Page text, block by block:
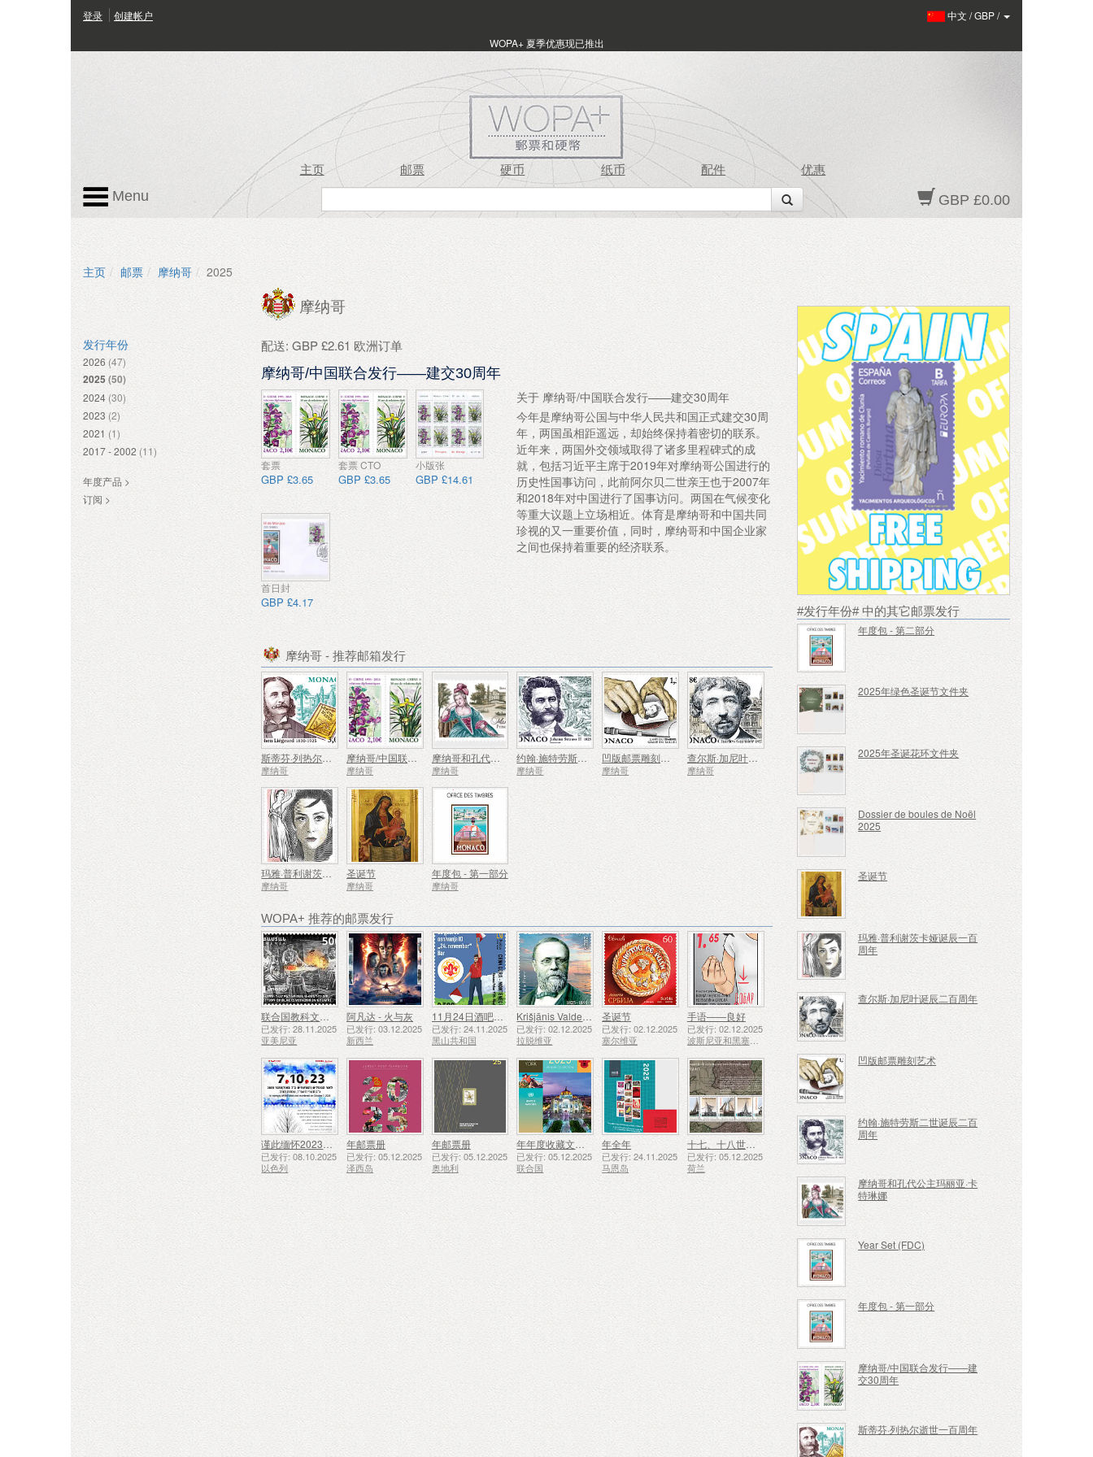
登录 创建帐户 中文 /GBP/
WOPA+ 夏季优惠现已推出
主页 邮票 硬币 纸币 配件 优惠
GBP £0.00
Menu
主页 邮票 摩纳哥 2025
发行年份
2026 (47)
2025(50)
2024 (30)
2023 (2)
2021 (1)
2017 - 2002 (11)
年度产品 >
订阅 >
摩纳哥
配送: GBP £2.61 欧洲订单
摩纳哥/中国联合发行——建交30周年
套票
GBP £3.65
套票 CTO
GBP £3.65
小版张
GBP £14.61
首日封
GBP £4.17
关于 摩纳哥/中国联合发行——建交30周年
今年是摩纳哥公国与中华人民共和国正式建交30周
年，两国虽相距遥远，却始终保持着密切的联系。
近年来，两国外交领域取得了诸多里程碑式的成
就，包括习近平主席于2019年对摩纳哥公国进行的
历史性国事访问，此前阿尔贝二世亲王也于2007年
和2018年对中国进行了国事访问。两国在气候变化
等重大议题上立场相近。体育是摩纳哥和中国共同
珍视的又一重要价值，同时，摩纳哥和中国企业家
之间也保持着重要的经济联系。
摩纳哥 - 推荐邮箱发行
斯蒂芬·列热尔逝世一百周年
摩纳哥
摩纳哥/中国联合发行——建交30周年
摩纳哥
摩纳哥和孔代公主玛丽亚·卡特琳娜
摩纳哥
约翰·施特劳斯二世诞辰二百周年
摩纳哥
凹版邮票雕刻艺术
摩纳哥
查尔斯·加尼叶诞辰二百周年
摩纳哥
玛雅·普利谢茨卡娅诞辰一百周年
摩纳哥
圣诞节
摩纳哥
年度包 - 第一部分
摩纳哥
WOPA+ 推荐的邮票发行
联合国教科文组织人类非物质文化遗产代表作名录——久姆里的铁匠技艺
已发行: 28.11.2025
亚美尼亚
阿凡达 - 火与灰
已发行: 03.12.2025
新西兰
11月24日酒吧侦察员成立50周年
已发行: 24.11.2025
黑山共和国
Krišjānis Valdemārs
已发行: 02.12.2025
拉脱维亚
圣诞节
已发行: 02.12.2025
塞尔维亚
手语——良好
已发行: 02.12.2025
波斯尼亚和黑塞哥维那 - 斯普斯卡共和国
谨此缅怀2023年10月7日遇难和被谋杀的人们
已发行: 08.10.2025
以色列
年邮票册
已发行: 05.12.2025
泽西岛
年邮票册
已发行: 05.12.2025
奥地利
年年度收藏文件夹（纽约）
已发行: 05.12.2025
联合国
年全年
已发行: 24.11.2025
马恩岛
十七、十八世纪的航运——泥炭运输
已发行: 05.12.2025
荷兰
#发行年份# 中的其它邮票发行
年度包 - 第二部分
2025年绿色圣诞节文件夹
2025年圣诞花环文件夹
Dossier de boules de Noël
2025
圣诞节
玛雅·普利谢茨卡娅诞辰一百
周年
查尔斯·加尼叶诞辰二百周年
凹版邮票雕刻艺术
约翰·施特劳斯二世诞辰二百
周年
摩纳哥和孔代公主玛丽亚·卡
特琳娜
Year Set (FDC)
年度包 - 第一部分
摩纳哥/中国联合发行——建
交30周年
斯蒂芬·列热尔逝世一百周年